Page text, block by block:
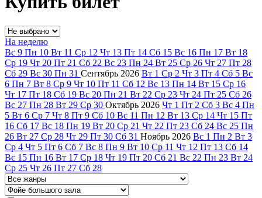
На неделю
Вс 9 Пн 10 Вт 11 Ср 12 Чт 13 Пт 14 Сб 15 Вс 16 Пн 17 Вт 18
Ср 19 Чт 20 Пт 21 Сб 22 Вс 23 Пн 24 Вт 25 Ср 26 Чт 27 Пт 28
Сб 29 Вс 30 Пн 31 Сентябрь 2026 Вт 1 Ср 2 Чт 3 Пт 4 Сб 5 Вс
6 Пн 7 Вт 8 Ср 9 Чт 10 Пт 11 Сб 12 Вс 13 Пн 14 Вт 15 Ср 16
Чт 17 Пт 18 Сб 19 Вс 20 Пн 21 Вт 22 Ср 23 Чт 24 Пт 25 Сб 26
Вс 27 Пн 28 Вт 29 Ср 30 Октябрь 2026 Чт 1 Пт 2 Сб 3 Вс 4 Пн
5 Вт 6 Ср 7 Чт 8 Пт 9 Сб 10 Вс 11 Пн 12 Вт 13 Ср 14 Чт 15 Пт
16 Сб 17 Вс 18 Пн 19 Вт 20 Ср 21 Чт 22 Пт 23 Сб 24 Вс 25 Пн
26 Вт 27 Ср 28 Чт 29 Пт 30 Сб 31 Ноябрь 2026 Вс 1 Пн 2 Вт 3
Ср 4 Чт 5 Пт 6 Сб 7 Вс 8 Пн 9 Вт 10 Ср 11 Чт 12 Пт 13 Сб 14
Вс 15 Пн 16 Вт 17 Ср 18 Чт 19 Пт 20 Сб 21 Вс 22 Пн 23 Вт 24
Ср 25 Чт 26 Пт 27 Сб 28